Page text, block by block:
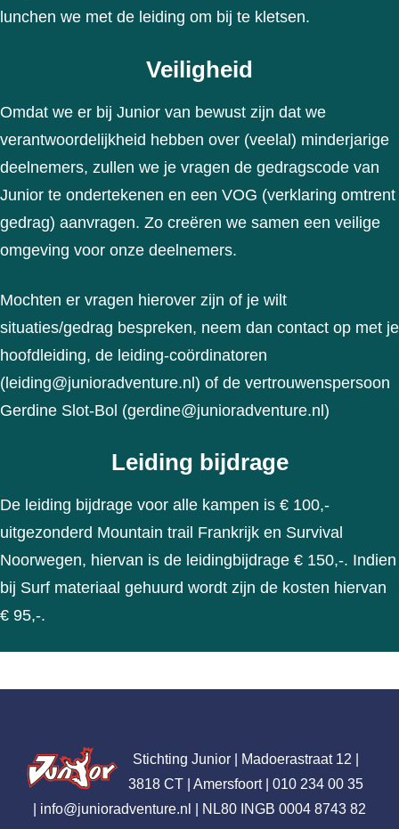
lunchen we met de leiding om bij te kletsen.
Veiligheid
Omdat we er bij Junior van bewust zijn dat we
verantwoordelijkheid hebben over (veelal) minderjarige
deelnemers, zullen we je vragen de gedragscode van
Junior te ondertekenen en een VOG (verklaring omtrent
gedrag) aanvragen. Zo creëren we samen een veilige
omgeving voor onze deelnemers.
Mochten er vragen hierover zijn of je wilt
situaties/gedrag bespreken, neem dan contact op met je
hoofdleiding, de leiding-coördinatoren
(leiding@junioradventure.nl) of de vertrouwenspersoon
Gerdine Slot-Bol (gerdine@junioradventure.nl)
Leiding bijdrage
De leiding bijdrage voor alle kampen is € 100,-
uitgezonderd Mountain trail Frankrijk en Survival
Noorwegen, hiervan is de leidingbijdrage € 150,-. Indien
bij Surf materiaal gehuurd wordt zijn de kosten hiervan
€ 95,-.
Stichting Junior | Madoerastraat 12 |
3818 CT | Amersfoort | 010 234 00 35
info@junioradventure.nl | NL80 INGB 0004 8743 82